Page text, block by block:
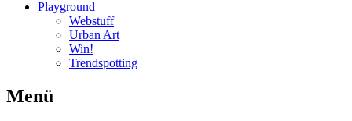
Playground
Webstuff
Urban Art
Win!
Trendspotting
Menü